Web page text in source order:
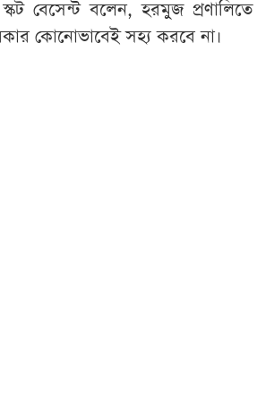
স্কট বেসেন্ট বলেন, হরমুজ
কোনোভাবেই সহ্য করবে না।